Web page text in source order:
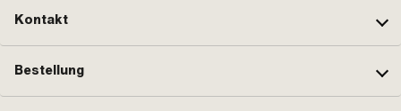
Kontakt
Bestellung